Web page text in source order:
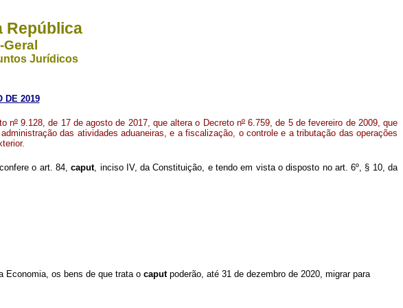
República
Jurídicos
DE 2019
nº9.128, de 17 de agosto de 2017, que altera o Decreto nº6.759, de 5 de fevereiro de 2009, que
das atividades aduaneiras, e a fiscalização, o controle e a tributação das operações
o art. 84,caput, inciso IV, da Constituição, e tendo em vista o disposto no art. 6º, § 10, da
Economia, os bens de que trata o caputpoderão, até 31 de dezembro de 2020, migrar para